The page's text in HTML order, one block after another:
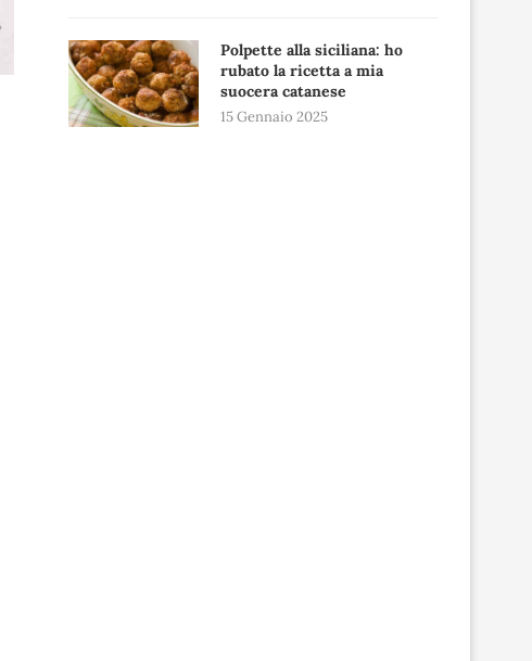
Polpette alla siciliana: ho
rubato la ricetta a mia
suocera catanese
15 Gennaio 2025